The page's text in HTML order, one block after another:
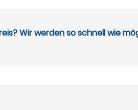
Wir werden so schnell wie